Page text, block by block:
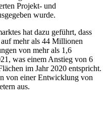
Projekt- und
wurde.
hat dazu geführt, dass
mehr als 44 Millionen
von mehr als 1,6
was einem Anstieg von 6
im Jahr 2020 entspricht.
von einer Entwicklung von
aus.